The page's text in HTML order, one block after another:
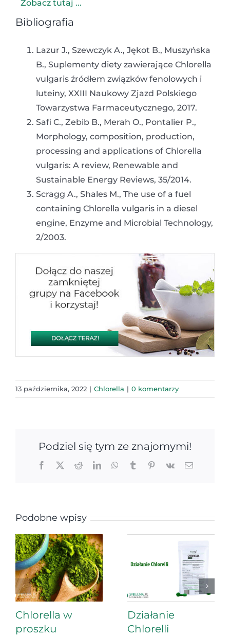
Zobacz tutaj ...
Bibliografia
Lazur J., Szewczyk A., Jękot B., Muszyńska
B., Suplementy diety zawierające Chlorella
vulgaris źródłem związków fenolowych i
luteiny, XXIII Naukowy Zjazd Polskiego
Towarzystwa Farmaceutycznego, 2017.
Safi C., Zebib B., Merah O., Pontalier P.,
Morphology, composition, production,
processing and applications of Chlorella
vulgaris: A review, Renewable and
Sustainable Energy Reviews, 35/2014.
Scragg A., Shales M., The use of a fuel
containing Chlorella vulgaris in a diesel
engine, Enzyme and Microbial Technology,
2/2003.
13 października, 2022 | Chlorella | 0 komentarzy
Podziel się tym ze znajomymi!
Facebook
X RedditLinkedInWhatsApp
TumblrPinterest
Vk Email
Podobne wpisy
Chlorella w
proszku
Działanie
Chlorelli